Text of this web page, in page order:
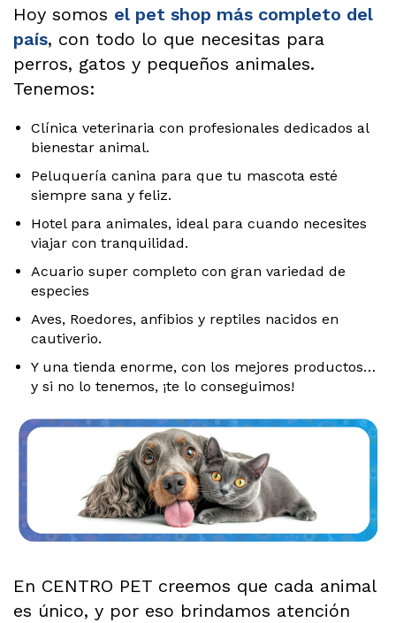
Hoy somos el pet shop más completo del
país, con todo lo que necesitas para
perros, gatos y pequeños animales.
Tenemos:
Clínica veterinaria con profesionales dedicados al
bienestar animal.
Peluquería canina para que tu mascota esté
siempre sana y feliz.
Hotel para animales, ideal para cuando necesites
viajar con tranquilidad.
Acuario super completo con gran variedad de
especies
Aves, Roedores, anfibios y reptiles nacidos en
cautiverio.
Y una tienda enorme, con los mejores productos…
y si no lo tenemos, ¡te lo conseguimos!
En CENTRO PET creemos que cada animal
es único, y por eso brindamos atención